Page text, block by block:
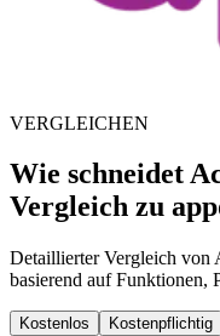
VERGLEICHEN
Wie schneidet
Vergleich zu
Detaillierter Vergleich von
basierend auf Funktionen,
Kostenlos Kostenpflichtig